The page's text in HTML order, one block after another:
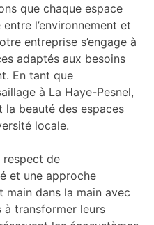
que chaque espace
l’environnement et
entreprise s’engage à
adaptés aux besoins
En tant que
à La Haye-Pesnel,
la beauté des espaces
locale.
respect de
et une approche
main dans la main avec
à transformer leurs